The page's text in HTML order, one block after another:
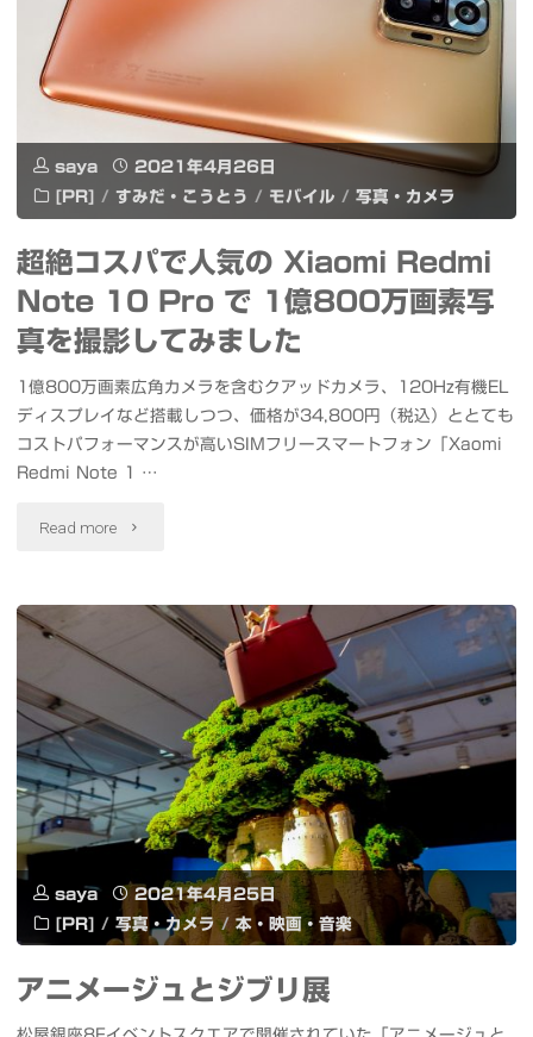
プ
ゼ
ナ
レ
ョ
声
を
無
料
で
作
saya
2021年4月26日
[PR]
/ すみだ・こうとう / モバイル / 写真・カメラ
超絶コスパで人気の Xiaomi Redmi
Note 10 Pro で 1億800万画素写
真を撮影してみました
1億800万画素広角カメラを含むクアッドカメラ、120Hz有機EL
ディスプレイなど搭載しつつ、価格が34,800円（税込）ととても
コストパフォーマンスが高いSIMフリースマートフォン「Xaomi
Redmi Note 1 …
Read more "超
ス
人
の
Redmi
saya
2021年4月25日
[PR] / 写真・カメラ / 本・映画・音楽
アニメージュとジブリ展